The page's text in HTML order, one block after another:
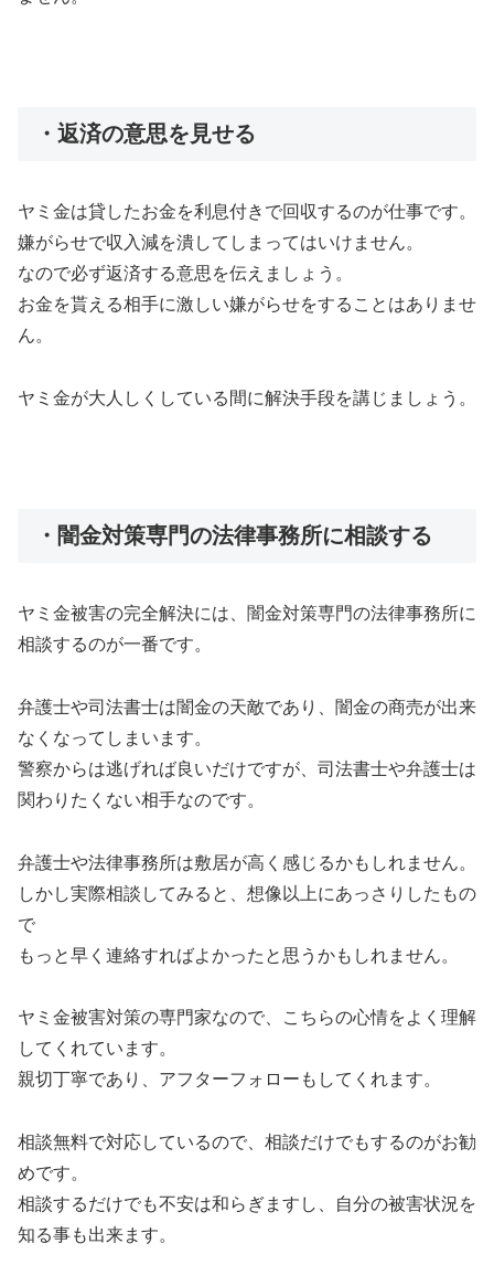
・返済の意思を見せる
ヤミ金は貸したお金を利息付きで回収するのが仕事です。
嫌がらせで収入減を潰してしまってはいけません。
なので必ず返済する意思を伝えましょう。
お金を貰える相手に激しい嫌がらせをすることはありませ
ん。
ヤミ金が大人しくしている間に解決手段を講じましょう。
・闇金対策専門の法律事務所に相談する
ヤミ金被害の完全解決には、闇金対策専門の法律事務所に
相談するのが一番です。
弁護士や司法書士は闇金の天敵であり、闇金の商売が出来
なくなってしまいます。
警察からは逃げれば良いだけですが、司法書士や弁護士は
関わりたくない相手なのです。
弁護士や法律事務所は敷居が高く感じるかもしれません。
しかし実際相談してみると、想像以上にあっさりしたもの
で
もっと早く連絡すればよかったと思うかもしれません。
ヤミ金被害対策の専門家なので、こちらの心情をよく理解
してくれています。
親切丁寧であり、アフターフォローもしてくれます。
相談無料で対応しているので、相談だけでもするのがお勧
めです。
相談するだけでも不安は和らぎますし、自分の被害状況を
知る事も出来ます。